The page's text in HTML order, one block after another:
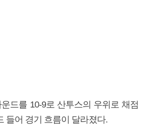
드를 10-9로 산투스의 우위로 채점
들어 경기 흐름이 달라졌다.